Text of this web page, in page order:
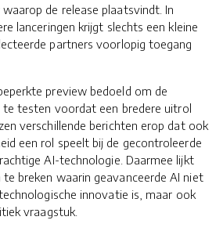
de release plaatsvindt. In
lanceringen krijgt slechts een kleine
partners voorlopig toegang
preview bedoeld om de
testen voordat een bredere uitrol
verschillende berichten erop dat ook
een rol speelt bij de gecontroleerde
AI-technologie. Daarmee lijkt
breken waarin geavanceerde AI niet
innovatie is, maar ook
vraagstuk.